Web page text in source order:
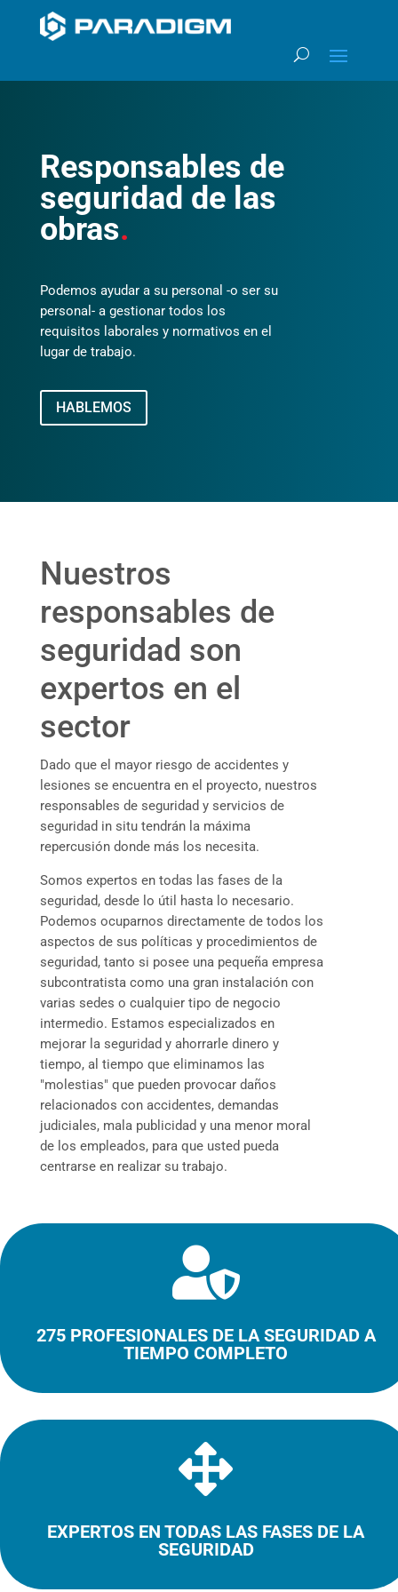
Responsables de
seguridad de las
obras.
Podemos ayudar a su personal -o ser su
personal- a gestionar todos los
requisitos laborales y normativos en el
lugar de trabajo.
HABLEMOS
Nuestros
responsables de
seguridad son
expertos en el
sector
Dado que el mayor riesgo de accidentes y
lesiones se encuentra en el proyecto, nuestros
responsables de seguridad y servicios de
seguridad in situ tendrán la máxima
repercusión donde más los necesita.
Somos expertos en todas las fases de la
seguridad, desde lo útil hasta lo necesario.
Podemos ocuparnos directamente de todos los
aspectos de sus políticas y procedimientos de
seguridad, tanto si posee una pequeña empresa
subcontratista como una gran instalación con
varias sedes o cualquier tipo de negocio
intermedio. Estamos especializados en
mejorar la seguridad y ahorrarle dinero y
tiempo, al tiempo que eliminamos las
"molestias" que pueden provocar daños
relacionados con accidentes, demandas
judiciales, mala publicidad y una menor moral
de los empleados, para que usted pueda
centrarse en realizar su trabajo.

275 PROFESIONALES DE LA SEGURIDAD A
TIEMPO COMPLETO

EXPERTOS EN TODAS LAS FASES DE LA
SEGURIDAD